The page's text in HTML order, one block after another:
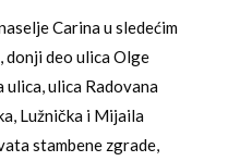
Carina u sledećim
donji deo ulica Olge
ulica Radovana
Lužnička i Mijaila
stambene zgrade,